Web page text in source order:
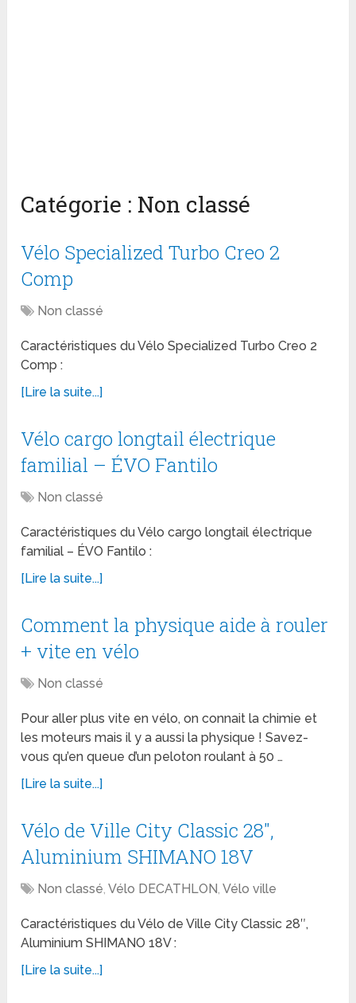
Catégorie : Non classé
Vélo Specialized Turbo Creo 2
Comp
Non classé
Caractéristiques du Vélo Specialized Turbo Creo 2
Comp :
[Lire la suite...]
Vélo cargo longtail électrique
familial – ÉVO Fantilo
Non classé
Caractéristiques du Vélo cargo longtail électrique
familial – ÉVO Fantilo :
[Lire la suite...]
Comment la physique aide à rouler
+ vite en vélo
Non classé
Pour aller plus vite en vélo, on connait la chimie et
les moteurs mais il y a aussi la physique ! Savez-
vous qu’en queue d’un peloton roulant à 50 …
[Lire la suite...]
Vélo de Ville City Classic 28″,
Aluminium SHIMANO 18V
Non classé,Vélo DECATHLON,Vélo ville
Caractéristiques du Vélo de Ville City Classic 28″,
Aluminium SHIMANO 18V :
[Lire la suite...]